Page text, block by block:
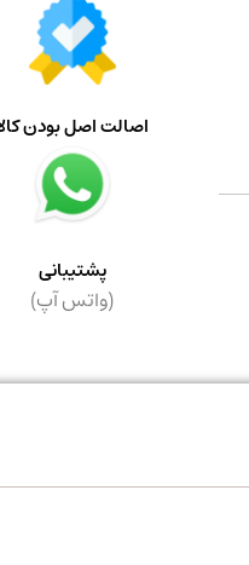
اصالت اصل بودن
پشتیبانی
(واتس آپ)